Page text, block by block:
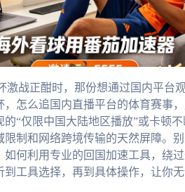
激战正酣时，那份想通过国内平台
怎么追国内直播平台的体育赛事
“仅限中国大陆地区播放”或卡顿
制和网络跨境传输的天然屏障。
何利用专业的回国加速工具，绕
工具选择，再到具体操作，让你